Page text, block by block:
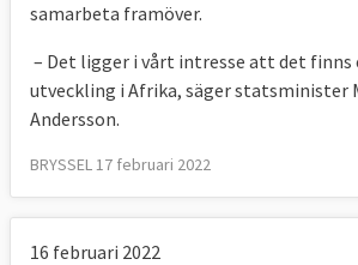
samarbeta framöver.
– Det ligger i vårt intresse att det finns
utveckling i Afrika, säger statsminister
Andersson.
BRYSSEL 17 februari 2022
16 februari 2022